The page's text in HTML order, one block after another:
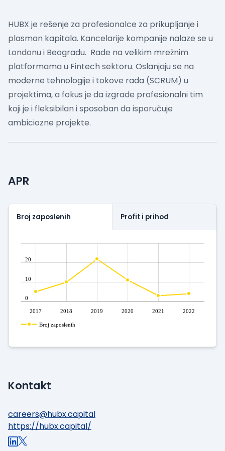
HUBX je rešenje za profesionalce za prikupljanje i
plasman kapitala. Kancelarije kompanije nalaze se u
Londonu i Beogradu. Rade na velikim mrežnim
platformama u Fintech sektoru. Oslanjaju se na
moderne tehnologije i tokove rada (SCRUM) u
projektima, a fokus je da izgrade profesionalni tim
koji je i fleksibilan i sposoban da isporučuje
ambiciozne projekte.
APR
Broj zaposlenih Profit i prihod
2017 2018 2019 2020 2021 2022
0
10
20
Broj zaposlenih
Kontakt
careers@hubx.capital
https://hubx.capital/